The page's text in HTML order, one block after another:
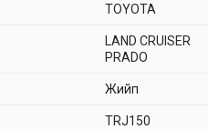
TOYOTA
LAND CRUISER
PRADO
Жийп
TRJ150